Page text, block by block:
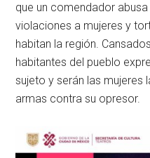
que un comendador
violaciones a mujeres y
habitan la región.
habitantes del pueblo
sujeto y serán las mujeres
armas contra su opresor.